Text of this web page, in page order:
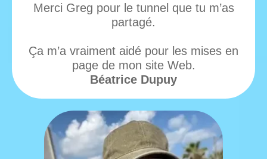
Merci Greg pour le tunnel que tu m’as
partagé.
Ça m’a vraiment aidé pour les mises en
page de mon site Web.
Béatrice Dupuy